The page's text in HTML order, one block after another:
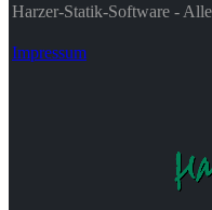
Harzer-Statik-Software -
Impressum